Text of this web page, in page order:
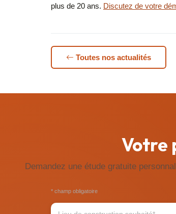
plus de 20 ans. Discutez de votre
Toutes nos actualités
Votre
Demandez une étude gratuite
* champ obligatoire